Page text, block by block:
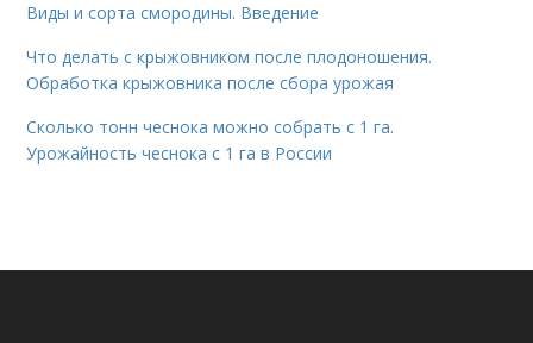
Виды и сорта смородины. Введение
Что делать с крыжовником после плодоношения.
Обработка крыжовника после сбора урожая
Сколько тонн чеснока можно собрать с 1 га.
Урожайность чеснока с 1 га в России